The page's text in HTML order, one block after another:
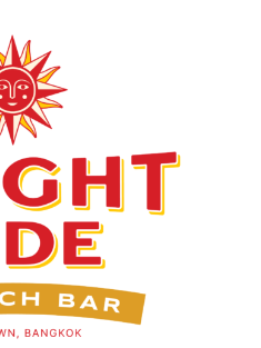
Brunch Bar